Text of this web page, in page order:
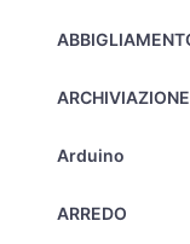
ARCHIVIAZIONE
Arduino
ARREDO